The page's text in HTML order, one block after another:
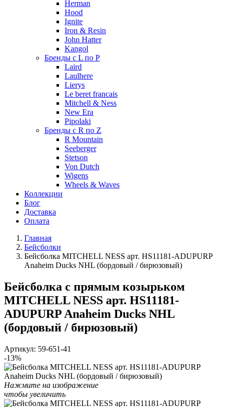
Herman
Hood
Ignite
Iron & Resin
John Hatter
Kangol
Бренды с L по P
Laird
Laulhere
Lierys
Le beret francais
Mitchell & Ness
New Era
Pipolaki
Бренды с R по Z
R Mountain
Seeberger
Stetson
Von Dutch
Wigens
Wheels & Waves
Коллекции
Блог
Доставка
Оплата
Главная
Бейсболки
Бейсболка MITCHELL NESS арт. HS11181-ADUPURP
Anaheim Ducks NHL (бордовый / бирюзовый)
Бейсболка с прямым козырьком
MITCHELL NESS арт. HS11181-
ADUPURP Anaheim Ducks NHL
(бордовый / бирюзовый)
Артикул: 59-651-41
-13%
Нажмите на изображение
чтобы увеличить